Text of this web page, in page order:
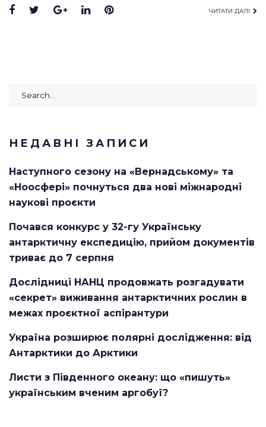
Facebook
TwitterGoogle+
LinkedInPinterest ЧИТАТИ ДАЛІ
Search
НЕДАВНІ ЗАПИСИ
Наступного сезону на «Вернадському» та
«Ноосфері» почнуться два нові міжнародні
наукові проєкти
Почався конкурс у 32-гу Українську
антарктичну експедицію, прийом документів
триває до 7 серпня
Дослідниці НАНЦ продовжать розгадувати
«секрет» виживання антарктичних рослин в
межах проєктної аспірантури
Україна розширює полярні дослідження: від
Антарктики до Арктики
Листи з Південного океану: що «пишуть»
українським вченим аргобуї?